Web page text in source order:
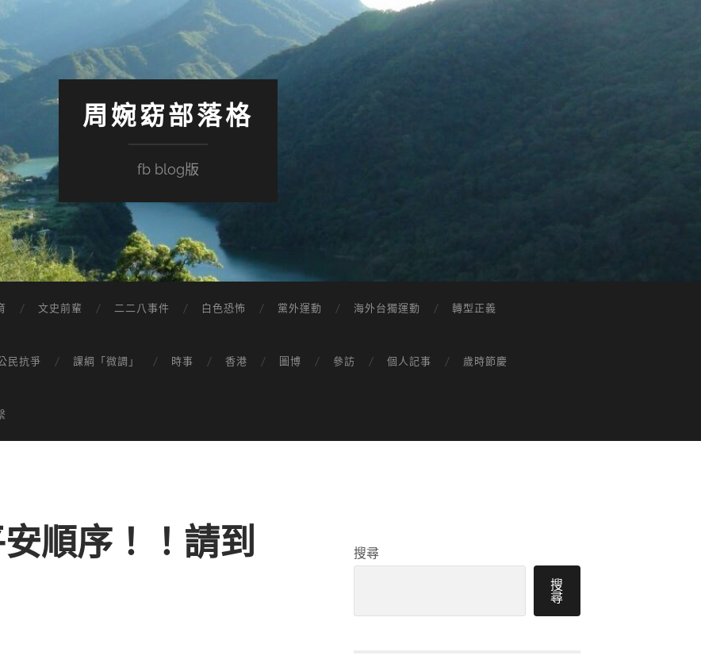
周婉窈部落格
fb blog版
文史前輩 二二八事件 白色恐怖 黨外運動 海外台獨運動 轉型正義
民抗爭 課綱「微調」 時事 香港 圖博 參訪 個人記事 歲時節慶
順序！！請到
搜尋
搜
尋